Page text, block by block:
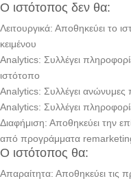
Ο ιστότοπος δεν θα:
Λειτουργικά: Αποθηκεύει το
κειμένου
Analytics: Συλλέγει
ιστότοπο
Analytics: Συλλέγει ανώνυμες
Analytics: Συλλέγει
Διαφήμιση: Αποθηκεύει την
από προγράμματα
Ο ιστότοπος θα:
Απαραίτητα: Αποθηκεύει τις